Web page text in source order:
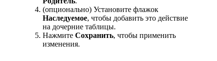
(опционально) Установите флажок
Наследуемое, чтобы добавить это действие
на дочерние таблицы.
Нажмите Сохранить, чтобы применить
изменения.